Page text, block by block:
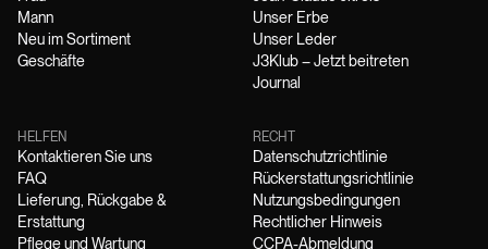
Mann
Neu im Sortiment
Geschäfte
Unser Erbe
Unser Leder
J3Klub – Jetzt beitreten
Journal
HELFEN
Kontaktieren Sie uns
FAQ
Lieferung, Rückgabe &
Erstattung
Pflege und Wartung
RECHT
Datenschutzrichtlinie
Rückerstattungsrichtlinie
Nutzungsbedingungen
Rechtlicher Hinweis
CCPA-Abmeldung